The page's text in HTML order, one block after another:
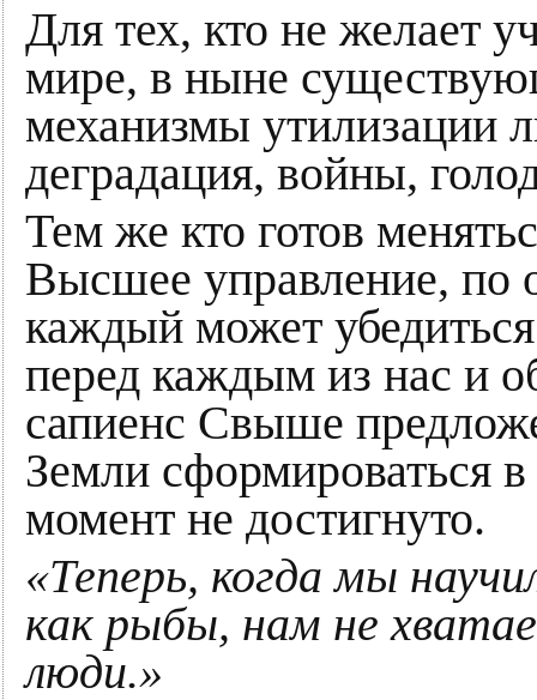
Для тех, кто не желает
мире, в ныне
механизмы утилизации
деградация, войны,
Тем же кто готов
Высшее управление, по
каждый может
перед каждым из нас и
сапиенс Свыше
Земли сформироваться
момент не достигнуто.
«Теперь, когда мы
как рыбы, нам не
люди.»